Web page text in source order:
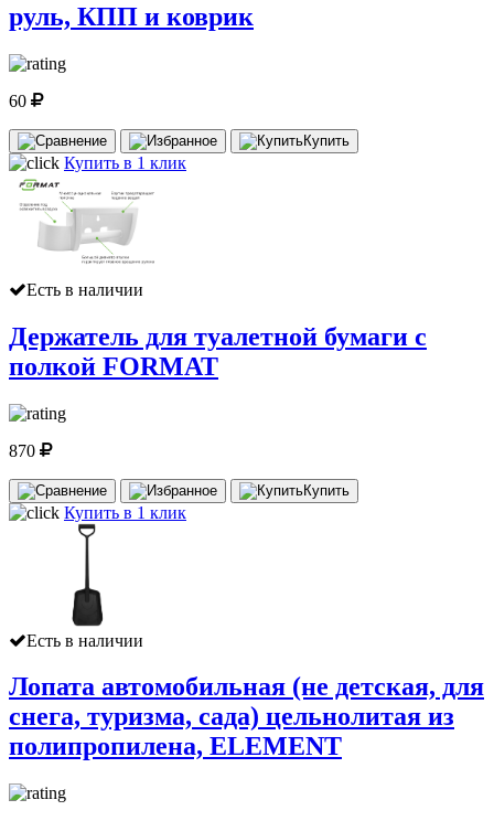
руль, КПП и коврик
60
Купить
Купить в 1 клик
Есть в наличии
Держатель для туалетной бумаги с
полкой FORMAT
870
Купить
Купить в 1 клик
Есть в наличии
Лопата автомобильная (не детская, для
снега, туризма, сада) цельнолитая из
полипропилена, ELEMENT